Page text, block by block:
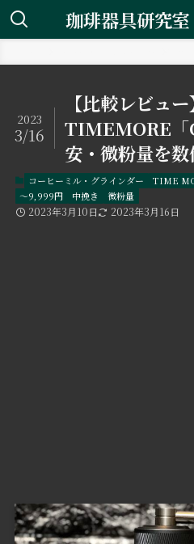
珈琲器具研究室
【比較レビュー
TIMEMORE「
安・微粉量を数
2023
3/16
コーヒーミル・グラインダー TIME
〜9,999円
中挽き 微粉量
2023年3月10日 2023年3月16日